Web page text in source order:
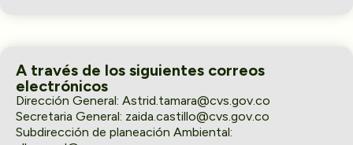
A través de los siguientes correos
electrónicos
Dirección General: Astrid.tamara@cvs.gov.co
Secretaria General: zaida.castillo@cvs.gov.co
Subdirección de planeación Ambiental: